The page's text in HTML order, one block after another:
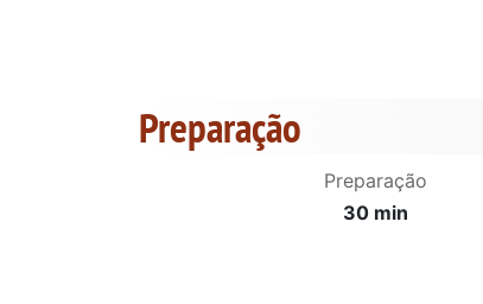
Preparação
Preparação
30 min